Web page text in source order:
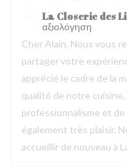
La Closerie des
αξιολόγηση
Cher Alain, Nous vous
partager votre
apprécié le cadre de la
qualité de notre
professionnalisme et
également très plaisir.
accueillir de nouveau à